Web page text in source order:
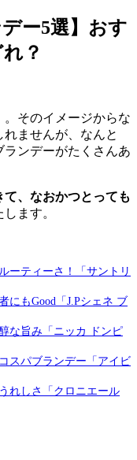
デー5選】おす
？
そのイメージからな
ませんが、なんと
ランデーがたくさんあ
、なおかつとっても
ます。
ーティーさ！「サントリ
にもGood「J.Pシェネ ブ
な旨み「ニッカ ドンピ
スパブランデー「アイビ
れしさ「クロニエール